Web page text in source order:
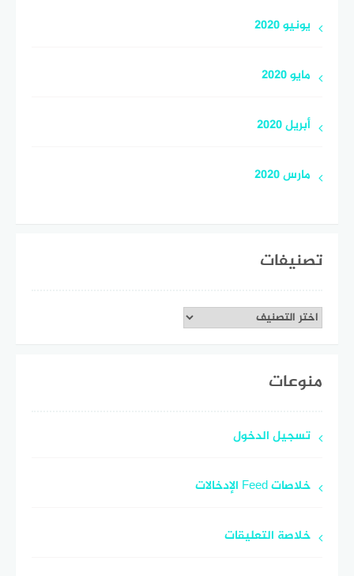
يونيو 2020
مايو 2020
أبريل 2020
مارس 2020
تصنيفات
تصنيفات
منوعات
تسجيل الدخول
خلاصات Feed الإدخالات
خلاصة التعليقات